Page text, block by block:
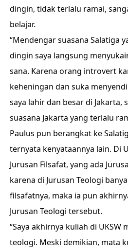
dingin, tidak terlalu ramai,
belajar.
“Mendengar suasana Salatiga
dingin saya langsung
sana. Karena orang introvert
keheningan dan suka
saya lahir dan besar di Jakarta,
suasana Jakarta yang terlalu
Paulus pun berangkat ke
ternyata kenyataannya lain. Di
Jurusan Filsafat, yang ada
karena di Jurusan Teologi
filsafatnya, maka ia pun
Jurusan Teologi tersebut.
“Saya akhirnya kuliah di UKSW
teologi. Meski demikian, mata